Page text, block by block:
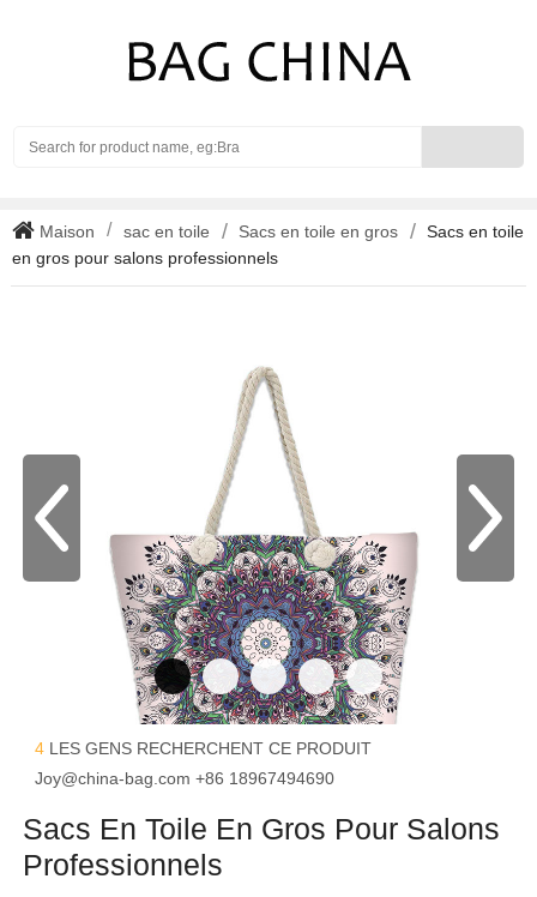
Maison sac en toile Sacs en toile en gros
Sacs en toile
en gros pour salons professionnels
4 LES GENS RECHERCHENT CE PRODUIT
Joy@china-bag.com +86 18967494690
Sacs En Toile En Gros Pour Salons
Professionnels